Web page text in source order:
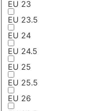
EU 23
EU 23.5
EU 24
EU 24.5
EU 25
EU 25.5
EU 26